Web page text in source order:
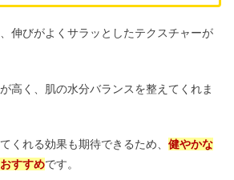
レイルのサイズ感｜GRLのロングブ
ワイトエッセンスのやばい口コミ＆
果ない評判は本当？高いの？
ちみつレモンは体に悪い？効果や健
・喉にいい？【日持ち】
伸びがよくサラッとしたテクスチャーが
高く、肌の水分バランスを整えてくれま
くれる効果も期待できるため、 健やかな
すすめです。